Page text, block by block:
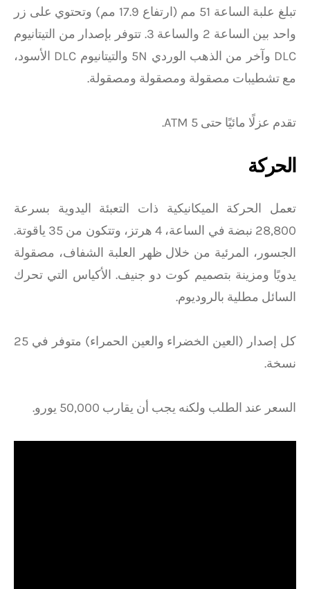
تبلغ علبة الساعة 51 مم (ارتفاع 17.9 مم) وتحتوي على زر
واحد بين الساعة 2 والساعة 3. تتوفر بإصدار من التيتانيوم
DLC وآخر من الذهب الوردي 5N والتيتانيوم DLC الأسود،
مع تشطيبات مصقولة ومصقولة ومصقولة.
تقدم عزلًا مائيًا حتى 5 ATM.
الحركة
تعمل الحركة الميكانيكية ذات التعبئة اليدوية بسرعة
28,800 نبضة في الساعة، 4 هرتز، وتتكون من 35 ياقوتة.
الجسور، المرئية من خلال ظهر العلبة الشفاف، مصقولة
يدويًا ومزينة بتصميم كوت دو جنيف. الأكياس التي تحرك
السائل مطلية بالروديوم.
كل إصدار (العين الخضراء والعين الحمراء) متوفر في 25
نسخة.
السعر عند الطلب ولكنه يجب أن يقارب 50,000 يورو.